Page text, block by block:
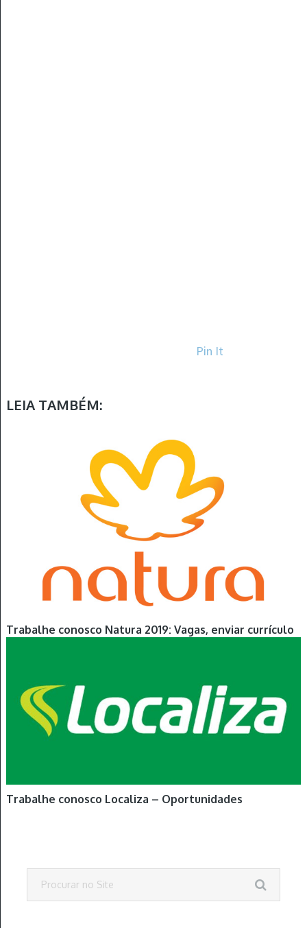
Pin It
LEIA TAMBÉM:
Trabalhe conosco Natura 2019: Vagas, enviar currículo
Trabalhe conosco Localiza – Oportunidades